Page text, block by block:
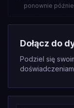
ponownie
Dołącz do
Podziel się